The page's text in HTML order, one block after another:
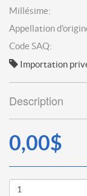
Millésime:
Appellation
Code SAQ:
Importation
Description
0,00$